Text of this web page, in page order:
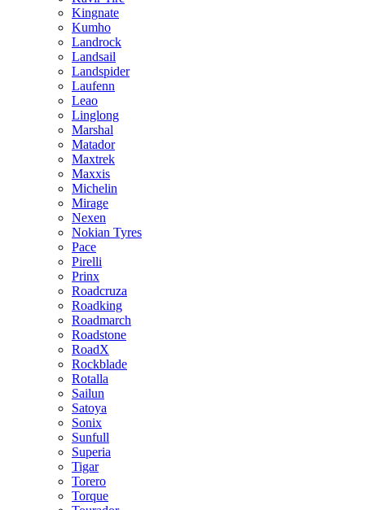
Kingnate
Kumho
Landrock
Landsail
Landspider
Laufenn
Leao
Linglong
Marshal
Matador
Maxtrek
Maxxis
Michelin
Mirage
Nexen
Nokian Tyres
Pace
Pirelli
Prinx
Roadcruza
Roadking
Roadmarch
Roadstone
RoadX
Rockblade
Rotalla
Sailun
Satoya
Sonix
Sunfull
Superia
Tigar
Torero
Torque